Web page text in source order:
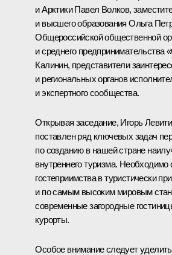
и Арктики Павел Волков,
и высшего образования Ольга
Общероссийской общественной
и среднего
Калинин, представители
и региональных органов
и экспертного сообщества.
Открывая заседание, Игорь
поставлен ряд ключевых задач
по созданию в нашей стране
внутреннего туризма.
гостеприимства в туристически
и по самым высоким мировым
современные загородные
курорты.
Особое внимание следует